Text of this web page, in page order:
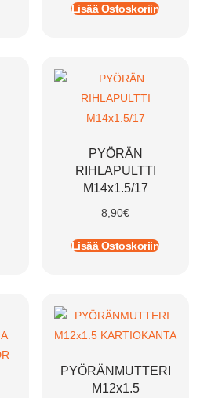
Lisää Ostoskoriin
PYÖRÄN
RIHLAPULTTI
M14x1.5/17
8,90€
Lisää Ostoskoriin
PYÖRÄNMUTTERI
M12x1.5